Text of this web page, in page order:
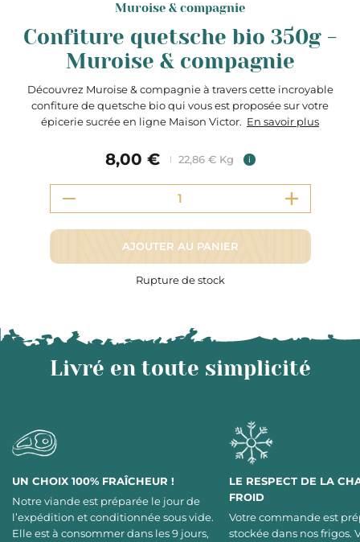
Muroise & compagnie
Confiture quetsche bio 350g -
Muroise & compagnie
Découvrez Muroise & compagnie à travers cette incroyable
confiture de quetsche bio qui vous est proposée sur votre
épicerie sucrée en ligne Maison Victor. En savoir plus
8,00 € 22,86 € Kg i
AJOUTER AU PANIER
Rupture de stock
Livré en toute simplicité
UN CHOIX 100% FRAÎCHEUR !
Notre viande est préparée le jour de
l’expédition et conditionnée sous vide.
Elle est à consommer dans les 9 jours,
LE RESPECT DE LA
FROID
Votre commande est
stockée dans nos frigos.